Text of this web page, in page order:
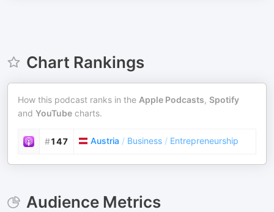
Chart Rankings
How this podcast ranks in the Apple Podcasts, Spotify
and YouTube charts.
#147 Austria / Business / Entrepreneurship
Audience Metrics